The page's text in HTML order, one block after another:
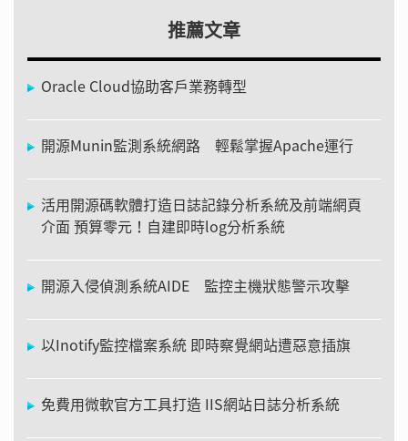
推薦文章
Oracle Cloud協助客戶業務轉型
開源Munin監測系統網路 輕鬆掌握Apache運行
活用開源碼軟體打造日誌記錄分析系統及前端網頁
介面 預算零元！自建即時log分析系統
開源入侵偵測系統AIDE 監控主機狀態警示攻擊
以Inotify監控檔案系統 即時察覺網站遭惡意插旗
免費用微軟官方工具打造 IIS網站日誌分析系統